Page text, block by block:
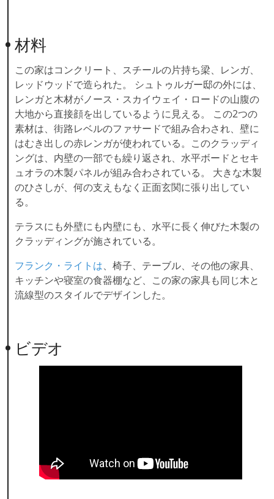
材料
この家はコンクリート、スチールの片持ち梁、レンガ、
レッドウッドで造られた。 シュトゥルガー邸の外には、
レンガと木材がノース・スカイウェイ・ロードの山腹の
大地から直接顔を出しているように見える。 この2つの
素材は、街路レベルのファサードで組み合わされ、壁に
はむき出しの赤レンガが使われている。このクラッディ
ングは、内壁の一部でも繰り返され、水平ボードとセキ
ュオラの木製パネルが組み合わされている。 大きな木製
のひさしが、何の支えもなく正面玄関に張り出してい
る。
テラスにも外壁にも内壁にも、水平に長く伸びた木製の
クラッディングが施されている。
フランク・ライトは、椅子、テーブル、その他の家具、
キッチンや寝室の食器棚など、この家の家具も同じ木と
流線型のスタイルでデザインした。
ビデオ